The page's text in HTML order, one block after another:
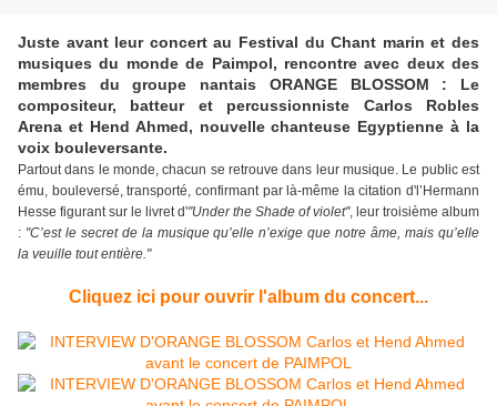
Juste avant leur concert au Festival du Chant marin et des
musiques du monde de Paimpol, rencontre avec deux des
membres du groupe nantais ORANGE BLOSSOM : Le
compositeur, batteur et percussionniste Carlos Robles
Arena et Hend Ahmed, nouvelle chanteuse Egyptienne à la
voix bouleversante.
Partout dans le monde, chacun se retrouve dans leur musique. Le public est
ému, bouleversé, transporté, confirmant par là-même la citation d'l’Hermann
Hesse figurant sur le livret d'"Under the Shade of violet", leur troisième album
: "C’est le secret de la musique qu’elle n’exige que notre âme, mais qu’elle
la veuille tout entière."
Cliquez ici pour ouvrir l'album du concert...